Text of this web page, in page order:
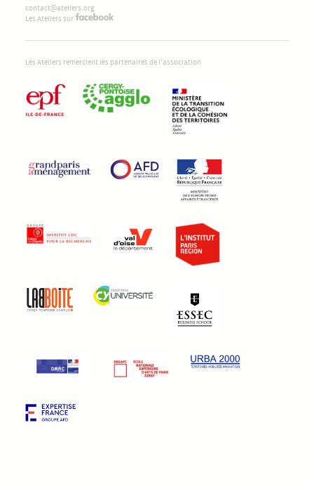
contact@ateliers.org
Les Ateliers sur
Les Ateliers remercient les partenaires de l'association